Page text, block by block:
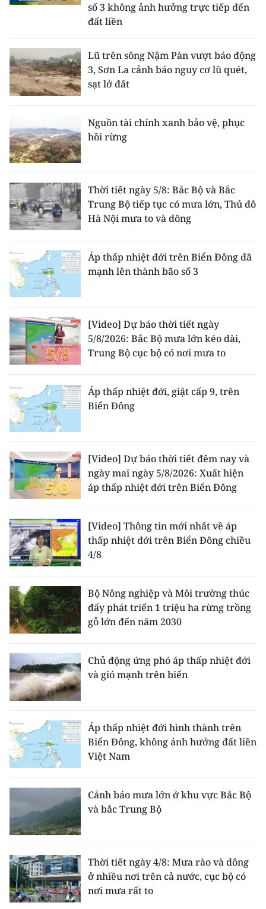
số 3 không ảnh hưởng trực tiếp đến
đất liền
Lũ trên sông Nậm Pàn vượt báo động
3, Sơn La cảnh báo nguy cơ lũ quét,
sạt lở đất
Nguồn tài chính xanh bảo vệ, phục
hồi rừng
Thời tiết ngày 5/8: Bắc Bộ và Bắc
Trung Bộ tiếp tục có mưa lớn, Thủ đô
Hà Nội mưa to và dông
Áp thấp nhiệt đới trên Biển Đông đã
mạnh lên thành bão số 3
[Video] Dự báo thời tiết ngày
5/8/2026: Bắc Bộ mưa lớn kéo dài,
Trung Bộ cục bộ có nơi mưa to
Áp thấp nhiệt đới, giật cấp 9, trên
Biển Đông
[Video] Dự báo thời tiết đêm nay và
ngày mai ngày 5/8/2026: Xuất hiện
áp thấp nhiệt đới trên Biển Đông
[Video] Thông tin mới nhất về áp
thấp nhiệt đới trên Biển Đông chiều
4/8
Bộ Nông nghiệp và Môi trường thúc
đẩy phát triển 1 triệu ha rừng trồng
gỗ lớn đến năm 2030
Chủ động ứng phó áp thấp nhiệt đới
và gió mạnh trên biển
Áp thấp nhiệt đới hình thành trên
Biển Đông, không ảnh hưởng đất liền
Việt Nam
Cảnh báo mưa lớn ở khu vực Bắc Bộ
và bắc Trung Bộ
Thời tiết ngày 4/8: Mưa rào và dông
ở nhiều nơi trên cả nước, cục bộ có
nơi mưa rất to